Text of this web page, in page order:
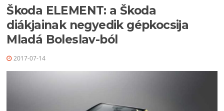
Škoda ELEMENT: a Škoda
diákjainak negyedik gépkocsija
Mladá Boleslav-ból
2017-07-14